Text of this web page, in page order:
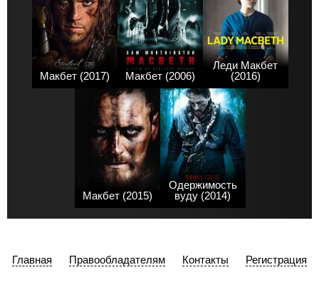
Макбет (2017) Макбет (2006)
Леди Макбет
(2016)
Макбет (2015)
Одержимость
вуду (2014)
Главная Правообладателям Контакты Регистрация